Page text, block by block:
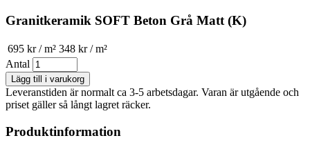
Granitkeramik SOFT Beton Grå Matt (K)
695 kr / m² 348 kr / m²
Antal
Leveranstiden är normalt ca 3-5 arbetsdagar. Varan är utgående och
priset gäller så långt lagret räcker.
Produktinformation